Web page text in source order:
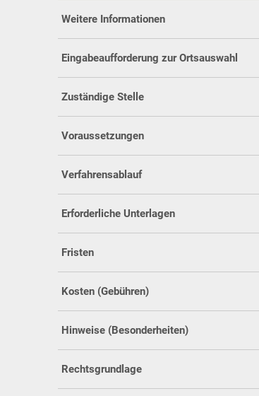
Weitere Informationen
Eingabeaufforderung zur Ortsauswahl
Zuständige Stelle
Voraussetzungen
Verfahrensablauf
Erforderliche Unterlagen
Fristen
Kosten (Gebühren)
Hinweise (Besonderheiten)
Rechtsgrundlage